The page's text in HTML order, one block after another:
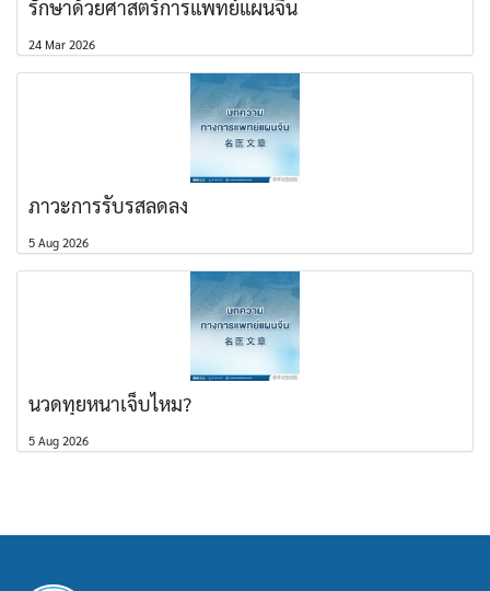
รักษาด้วยศาสตร์การแพทย์แผนจีน
24 Mar 2026
ภาวะการรับรสลดลง
5 Aug 2026
นวดทุยหนาเจ็บไหม?
5 Aug 2026